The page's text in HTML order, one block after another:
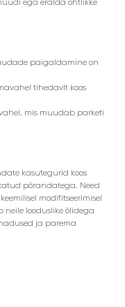
ega eralda ohtlikke
paigaldamine on
tihedavlt koos
mis muudab parketi
kasutegurid koos
põrandatega. Need
modifitseerimisel
neile looduslike õlidega
ja parema